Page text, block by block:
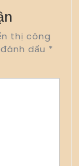
thị công
dấu *